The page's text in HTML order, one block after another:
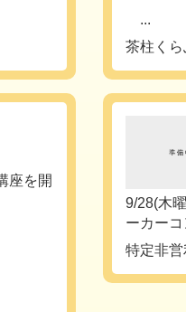
...
茶柱くら
座を開
9/28(木
ーカー
特定非